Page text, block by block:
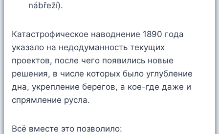
nábřeží).
Катастрофическое наводнение 1890 года
указало на недодуманность текущих
проектов, после чего появились новые
решения, в числе которых было углубление
дна, укрепление берегов, а кое-где даже и
спрямление русла.
Всё вместе это позволило: